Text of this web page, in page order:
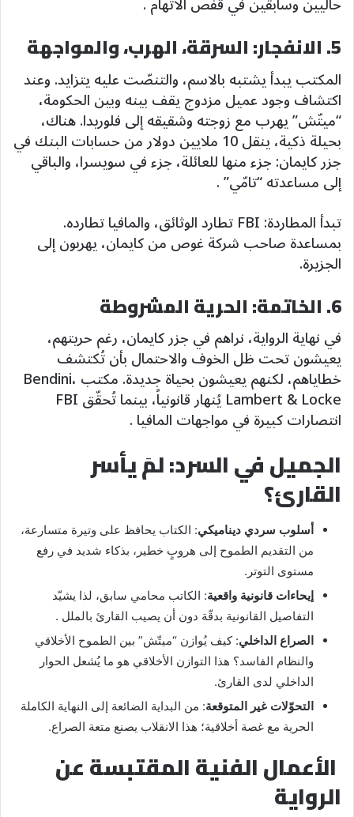
5. الانفجار: السرقة، الهرب، والمواجهة
المكتب يبدأ يشتبه بالاسم، والتنصّت عليه يتزايد. وعند
اكتشاف وجود عميل مزدوج يقف بينه وبين الحكومة،
“ميتّش” يهرب مع زوجته وشقيقه إلى فلوريدا. هناك،
بحيلة ذكية، ينقل 10 ملايين دولار من حسابات البنك في
جزر كايمان: جزء منها للعائلة، جزء في سويسرا، والباقي
إلى مساعدته “تامّي” .
تبدأ المطاردة: FBI تطارد الوثائق، والمافيا تطارده.
بمساعدة صاحب شركة غوص من كايمان، يهربون إلى
الجزيرة.
6. الخاتمة: الحرية المشروطة
في نهاية الرواية، نراهم في جزر كايمان، رغم حريتهم،
يعيشون تحت ظل الخوف والاحتمال بأن تُكتشف
خطاياهم، لكنهم يعيشون بحياة جديدة. مكتب Bendini،
Lambert & Locke يُنهار قانونياً، بينما تُحقّق FBI
انتصارات كبيرة في مواجهات المافيا .
الجميل في السرد: لمَ يأسر
القارئ؟
أسلوب سردي ديناميكي: الكتاب يحافظ على وتيرة متسارعة،
من التقديم الطموح إلى هروبٍ خطير، بذكاء شديد في رفع
مستوى التوتر.
إيحاءات قانونية واقعية: الكاتب محامي سابق، لذا يشيّد
التفاصيل القانونية بدقّة دون أن يصيب القارئ بالملل .
الصراع الداخلي: كيف يُوازن “ميتّش” بين الطموح الأخلاقي
والنظام الفاسد؟ هذا التوازن الأخلاقي هو ما يُشعل الحوار
الداخلي لدى القارئ.
التحوّلات غير المتوقعة: من البداية الضائعة إلى النهاية الكاملة
الحرية مع غصة أخلاقية؛ هذا الانقلاب يصنع متعة الصراع.
الأعمال الفنية المقتبسة عن
الرواية